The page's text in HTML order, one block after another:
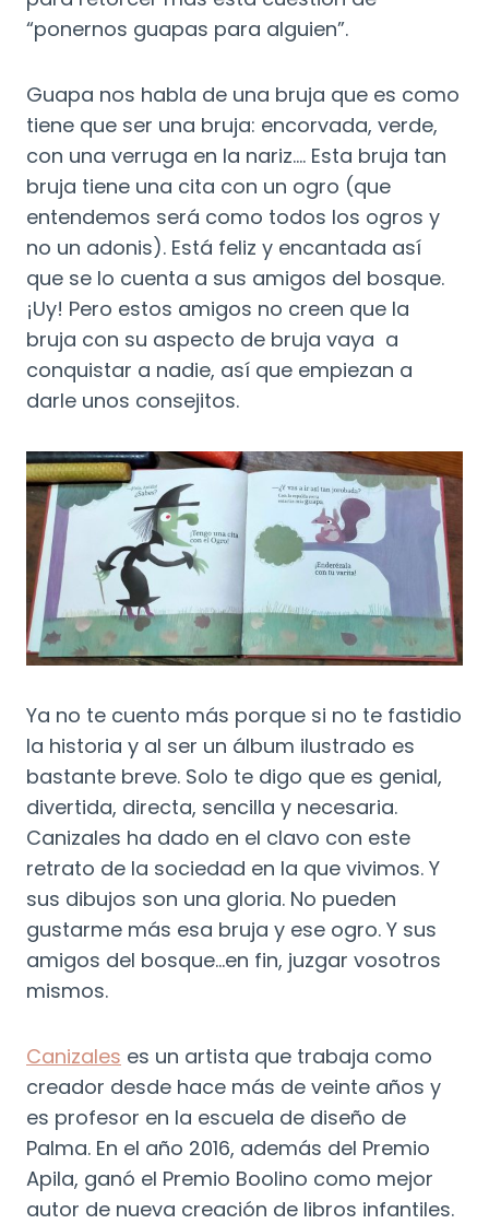
“ponernos guapas para alguien”.
Guapa nos habla de una bruja que es como
tiene que ser una bruja: encorvada, verde,
con una verruga en la nariz…. Esta bruja tan
bruja tiene una cita con un ogro (que
entendemos será como todos los ogros y
no un adonis). Está feliz y encantada así
que se lo cuenta a sus amigos del bosque.
¡Uy! Pero estos amigos no creen que la
bruja con su aspecto de bruja vaya a
conquistar a nadie, así que empiezan a
darle unos consejitos.
Ya no te cuento más porque si no te fastidio
la historia y al ser un álbum ilustrado es
bastante breve. Solo te digo que es genial,
divertida, directa, sencilla y necesaria.
Canizales ha dado en el clavo con este
retrato de la sociedad en la que vivimos. Y
sus dibujos son una gloria. No pueden
gustarme más esa bruja y ese ogro. Y sus
amigos del bosque…en fin, juzgar vosotros
mismos.
Canizales es un artista que trabaja como
creador desde hace más de veinte años y
es profesor en la escuela de diseño de
Palma. En el año 2016, además del Premio
Apila, ganó el Premio Boolino como mejor
autor de nueva creación de libros infantiles.